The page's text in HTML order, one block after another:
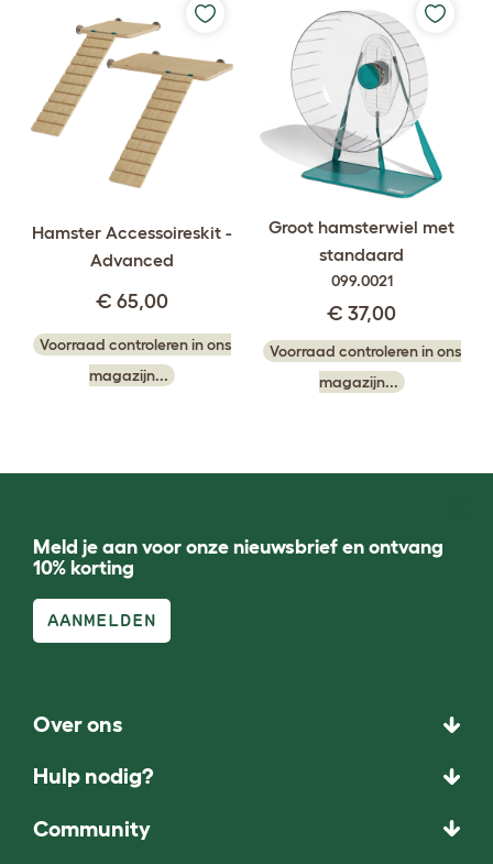
Hamster Accessoireskit -
Advanced
€ 65,00
Voorraad controleren in ons
magazijn...
Groot hamsterwiel met
standaard
099.0021
€ 37,00
Voorraad controleren in ons
magazijn...
Meld je aan voor onze nieuwsbrief en ontvang
10% korting
AANMELDEN
Over ons
Hulp nodig?
Community